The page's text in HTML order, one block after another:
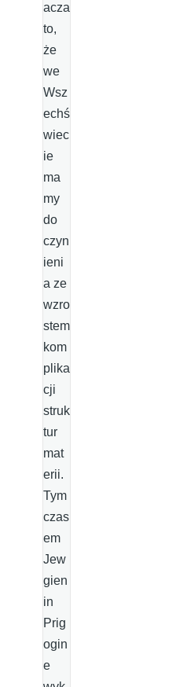
acza
to,
że
we
Wsz
echś
wiec
ie
ma
my
do
czyn
ieni
a ze
wzro
stem
kom
plika
cji
struk
tur
mat
erii.
Tym
czas
em
Jew
gien
in
Prig
ogin
e